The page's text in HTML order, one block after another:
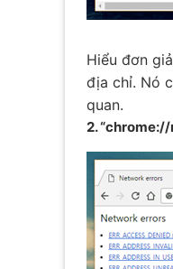
Hiểu đơn
địa chỉ. Nó
quan.
2.